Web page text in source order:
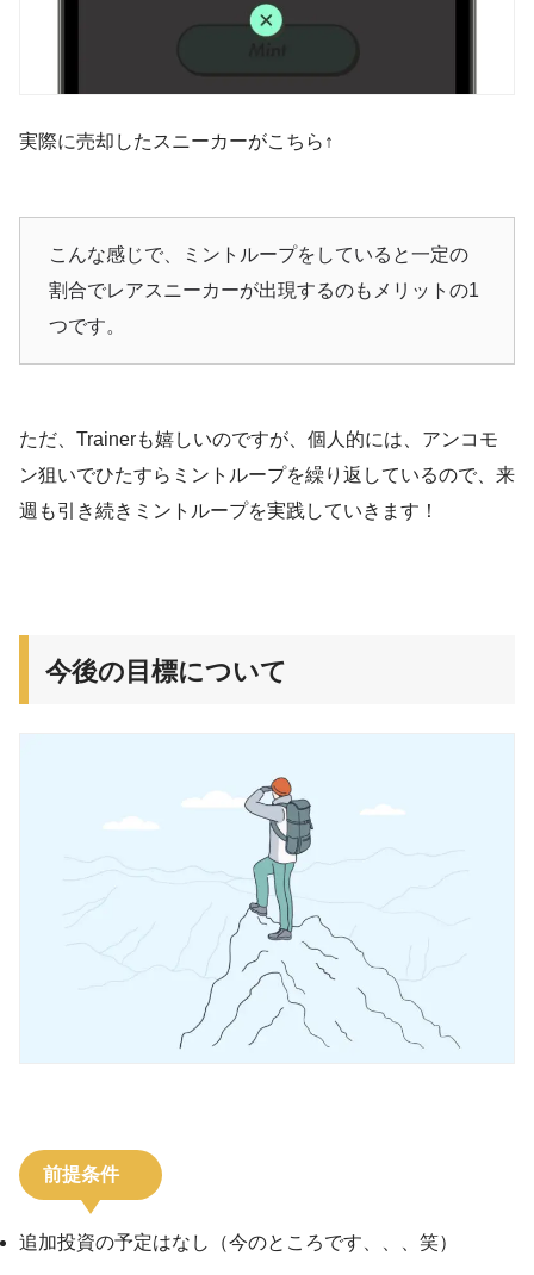
実際に売却したスニーカーがこちら↑
こんな感じで、ミントループをしていると一定の
割合でレアスニーカーが出現するのもメリットの1
つです。
ただ、Trainerも嬉しいのですが、個人的には、アンコモ
ン狙いでひたすらミントループを繰り返しているので、来
週も引き続きミントループを実践していきます！
今後の目標について
前提条件
追加投資の予定はなし（今のところです、、、笑）